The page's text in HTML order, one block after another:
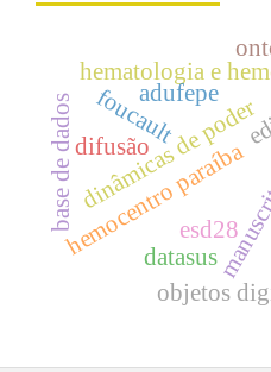
hemocentro paraíba
dinâmicas de poder
foucault
hematologia e
difusão
esd28
datasus
objetos
base de dados
adufepe